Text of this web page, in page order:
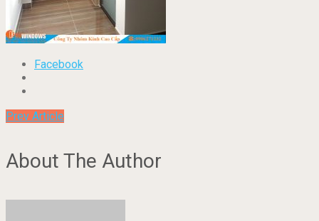
Facebook
Prev Article
About The Author